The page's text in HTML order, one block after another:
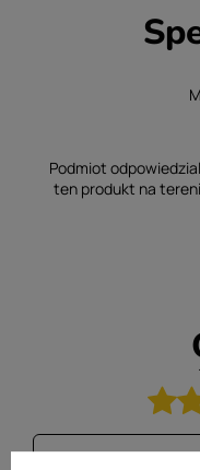
Podmiot
ten produkt na